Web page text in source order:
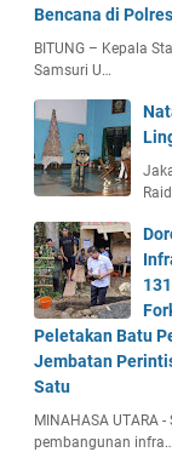
Bencana di
BITUNG – Kepala
Samsuri U…
Peletakan Batu
Jembatan
Satu
MINAHASA UTARA
pembangunan infra…